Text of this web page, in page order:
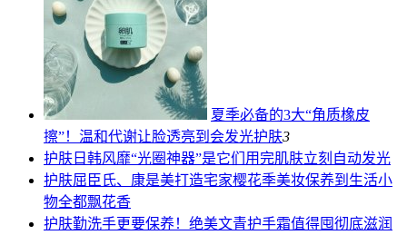
夏季必备的3大“角质橡皮
擦”！温和代谢让脸透亮到会发光护肤3
护肤 日韩风靡“光圈神器”是它们用完肌肤立刻自动发光
护肤屈臣氏、康是美打造宅家樱花季美妆保养到生活小
物全都飘花香
护肤勤洗手更要保养！绝美文青护手霜值得囤彻底滋润